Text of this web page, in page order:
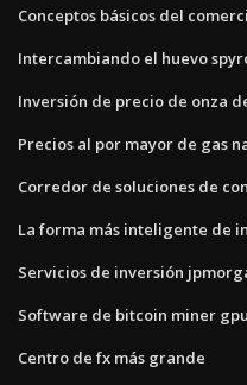
Conceptos básicos del
Intercambiando el huevo
Inversión de precio de onza
Precios al por mayor de gas
Corredor de soluciones de
La forma más inteligente de
Servicios de inversión
Software de bitcoin miner gpu
Centro de fx más grande